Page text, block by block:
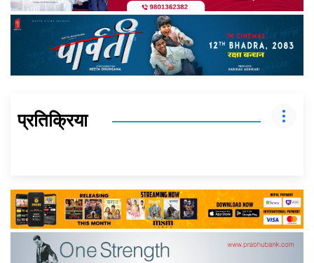
प्रतिक्रिया